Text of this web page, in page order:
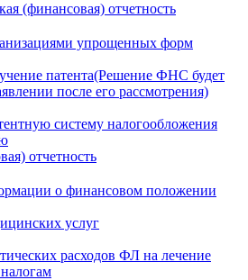
(финансовая) отчетность
упрощенных форм
патента(Решение ФНС будет
после его рассмотрения)
систему налогообложения
отчетность
о финансовом положении
услуг
расходов ФЛ на лечение